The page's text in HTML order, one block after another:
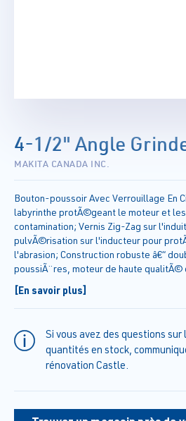
4-1/2" Angle
MAKITA CANADA INC.
Bouton-poussoir Avec Verrouillage En
labyrinthe protÃ©geant le moteur et
contamination; Vernis Zig-Zag sur
pulvÃ©risation sur l'inducteur pour
l'abrasion; Construction robuste â€“
poussiÃ¨res, moteur de haute
PoignÃ©e ergonomique
vibrations et un maniement confortable;
maniement aisÃ© â€¢Bouton-poussoir
[En savoir plus]
Si vous avez des questions
quantités en stock,
rénovation Castle.